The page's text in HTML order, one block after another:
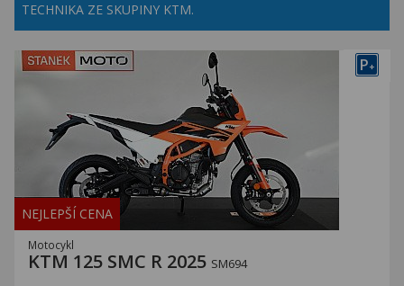
TECHNIKA ZE SKUPINY KTM.
P+
NEJLEPŠÍ CENA
Motocykl
KTM 125 SMC R 2025 SM694